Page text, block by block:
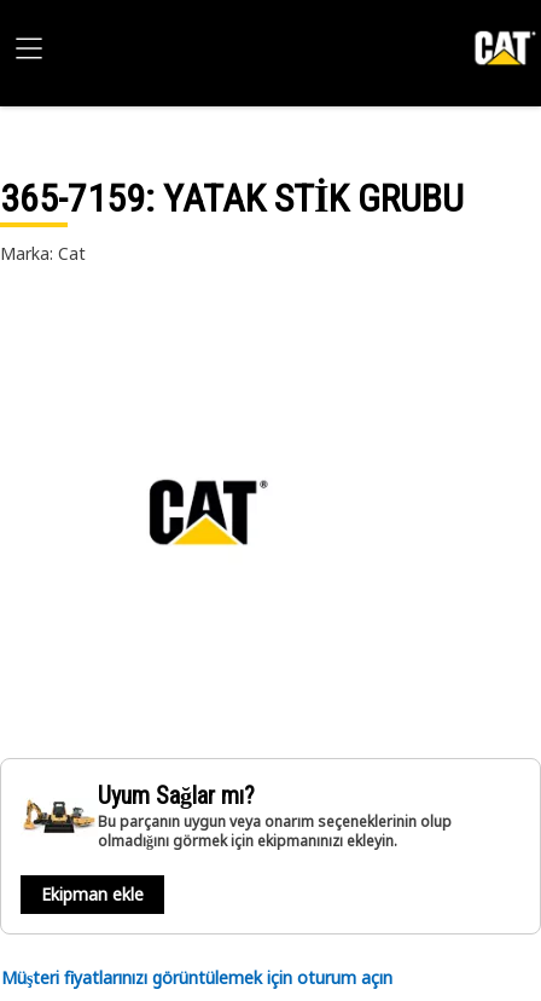
365-7159: YATAK STİK GRUBU
Marka: Cat
Uyum Sağlar mı?
Bu parçanın uygun veya onarım seçeneklerinin olup
olmadığını görmek için ekipmanınızı ekleyin.
Ekipman ekle
Müşteri fiyatlarınızı görüntülemek için oturum açın